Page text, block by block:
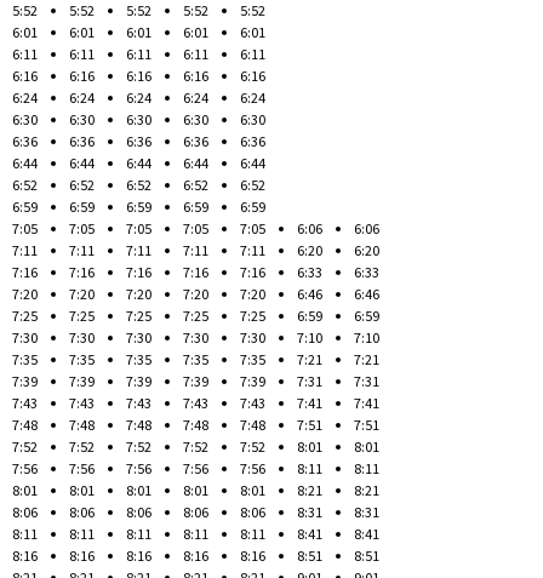
5:52
6:01
6:11
6:16
6:24
6:30
6:36
6:44
6:52
6:59
7:05
7:11
7:16
7:20
7:25
7:30
7:35
7:39
7:43
7:48
7:52
7:56
8:01
8:06
8:11
8:16
5:52
6:01
6:11
6:16
6:24
6:30
6:36
6:44
6:52
6:59
7:05
7:11
7:16
7:20
7:25
7:30
7:35
7:39
7:43
7:48
7:52
7:56
8:01
8:06
8:11
8:16
5:52
6:01
6:11
6:16
6:24
6:30
6:36
6:44
6:52
6:59
7:05
7:11
7:16
7:20
7:25
7:30
7:35
7:39
7:43
7:48
7:52
7:56
8:01
8:06
8:11
8:16
5:52
6:01
6:11
6:16
6:24
6:30
6:36
6:44
6:52
6:59
7:05
7:11
7:16
7:20
7:25
7:30
7:35
7:39
7:43
7:48
7:52
7:56
8:01
8:06
8:11
8:16
5:52
6:01
6:11
6:16
6:24
6:30
6:36
6:44
6:52
6:59
7:05
7:11
7:16
7:20
7:25
7:30
7:35
7:39
7:43
7:48
7:52
7:56
8:01
8:06
8:11
8:16
6:06
6:20
6:33
6:46
6:59
7:10
7:21
7:31
7:41
7:51
8:01
8:11
8:21
8:31
8:41
8:51
6:06
6:20
6:33
6:46
6:59
7:10
7:21
7:31
7:41
7:51
8:01
8:11
8:21
8:31
8:41
8:51